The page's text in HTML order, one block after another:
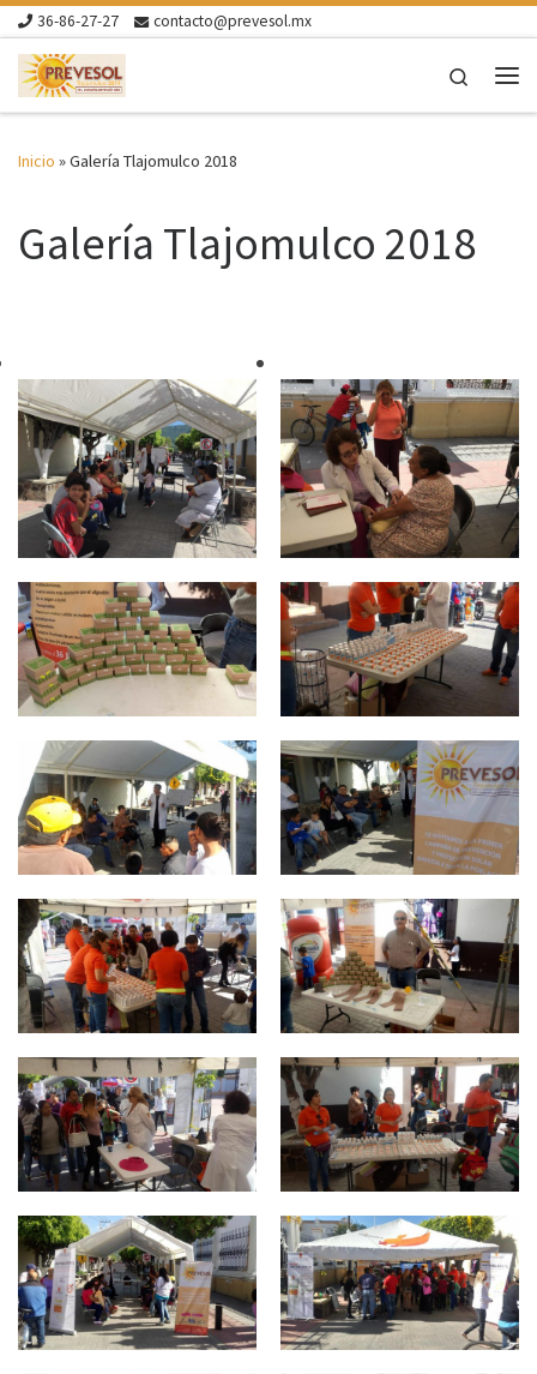
Skip to content
36-86-27-27 contacto@prevesol.mx
Search
Inicio »Galería Tlajomulco 2018
Galería Tlajomulco 2018